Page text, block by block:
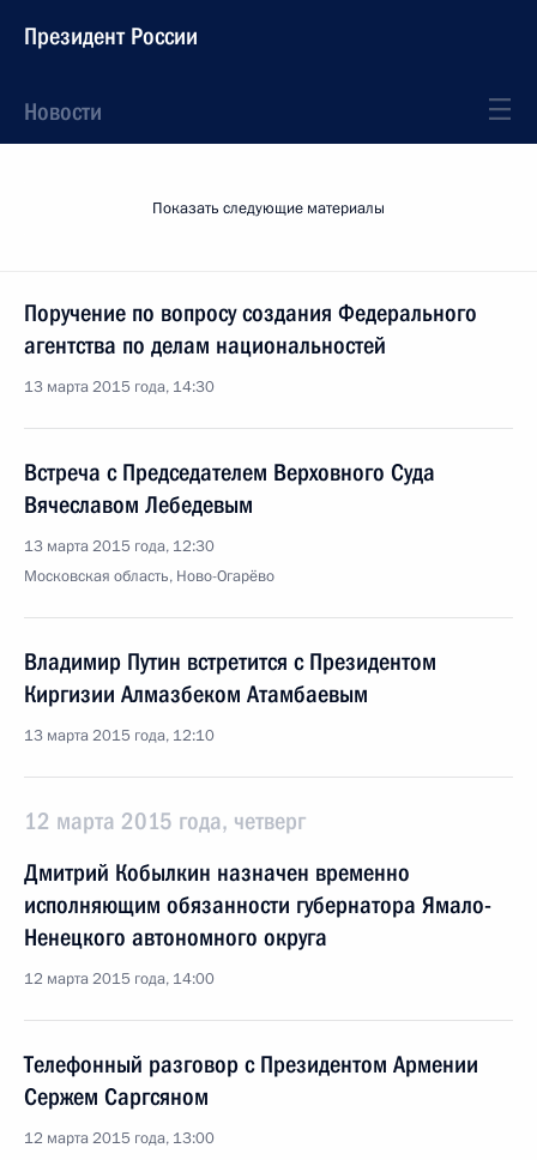
Президент России
Новости
Показать следующие материалы
Поручение по вопросу создания Федерального
агентства по делам национальностей
13 марта 2015 года, 14:30
Встреча с Председателем Верховного Суда
Вячеславом Лебедевым
13 марта 2015 года, 12:30
Московская область, Ново-Огарёво
Владимир Путин встретится с Президентом
Киргизии Алмазбеком Атамбаевым
13 марта 2015 года, 12:10
12 марта 2015 года, четверг
Дмитрий Кобылкин назначен временно
исполняющим обязанности губернатора Ямало-
Ненецкого автономного округа
12 марта 2015 года, 14:00
Телефонный разговор с Президентом Армении
Сержем Саргсяном
12 марта 2015 года, 13:00